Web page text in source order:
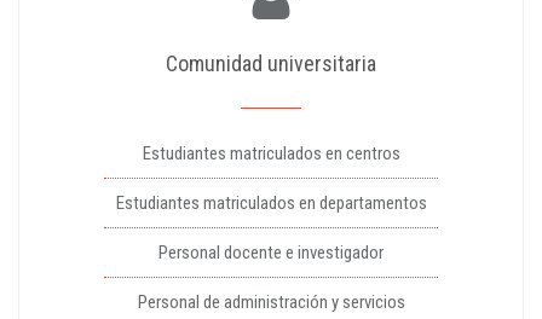
Comunidad universitaria
Estudiantes matriculados en centros
Estudiantes matriculados en departamentos
Personal docente e investigador
Personal de administración y servicios